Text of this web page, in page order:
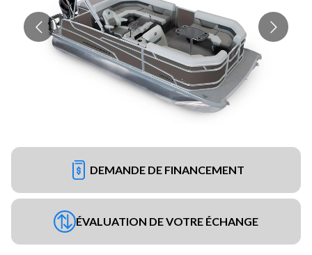
DEMANDE DE FINANCEMENT
ÉVALUATION DE VOTRE ÉCHANGE